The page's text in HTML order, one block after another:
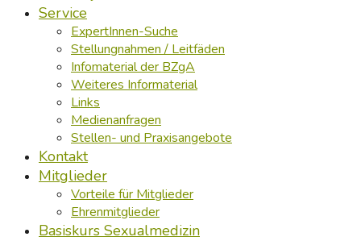
Service
ExpertInnen-Suche
Stellungnahmen / Leitfäden
Infomaterial der BZgA
Weiteres Informaterial
Links
Medienanfragen
Stellen- und Praxisangebote
Kontakt
Mitglieder
Vorteile für Mitglieder
Ehrenmitglieder
Basiskurs Sexualmedizin